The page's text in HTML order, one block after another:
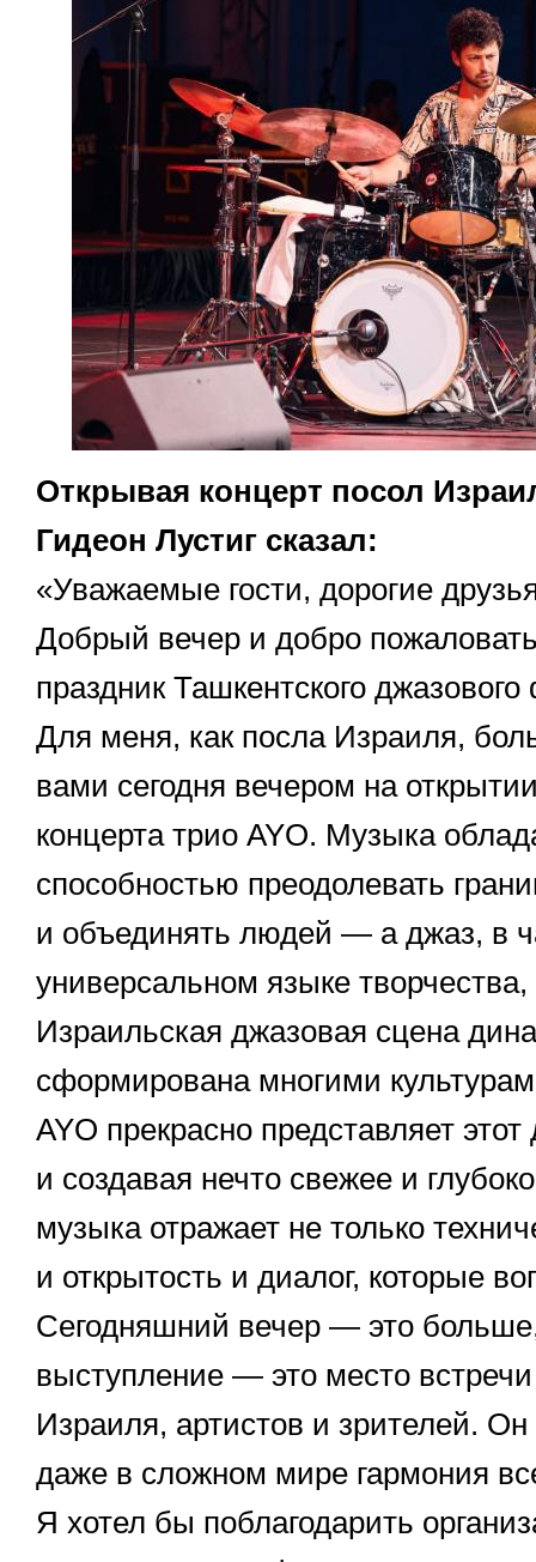
Открывая концерт посол
Гидеон Лустиг сказал:
«Уважаемые гости, дорогие
Добрый вечер и добро
праздник Ташкентского
Для меня, как посла Израиля,
вами сегодня вечером на
концерта трио AYO. Музыка
способностью преодолевать
и объединять людей — а джаз, в
универсальном языке
Израильская джазовая сцена
сформирована многими
AYO прекрасно представляет
и создавая нечто свежее и
музыка отражает не только
и открытость и диалог, которые
Сегодняшний вечер — это
выступление — это место встречи
Израиля, артистов и зрителей.
даже в сложном мире гармония
Я хотел бы поблагодарить